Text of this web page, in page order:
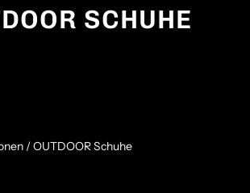
SCHUHE
/OUTDOOR Schuhe